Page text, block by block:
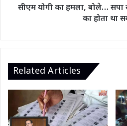
आरोपियोंसीएम योगी का हमला, बोले…
का होता था
Related Articles